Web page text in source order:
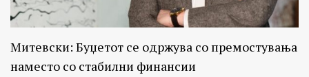
Митевски: Буџетот се одржува со премостувања
наместо со стабилни финансии